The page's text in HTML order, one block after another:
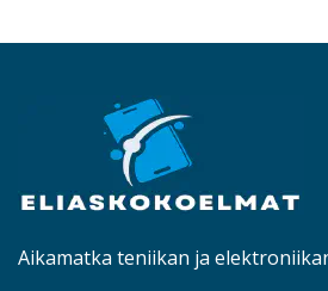
Aikamatka teniikan ja